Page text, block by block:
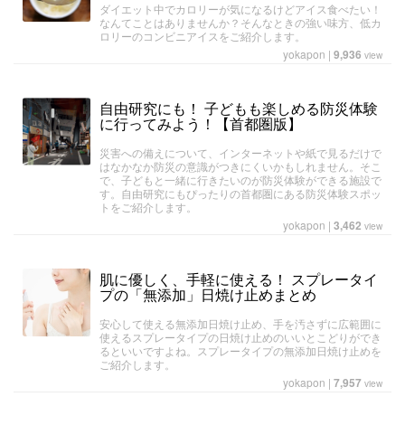
ダイエット中でカロリーが気になるけどアイス食べたい！
なんてことはありませんか？そんなときの強い味方、低カ
ロリーのコンビニアイスをご紹介します。
yokapon | 9,936 view
自由研究にも！ 子どもも楽しめる防災体験
に行ってみよう！【首都圏版】
災害への備えについて、インターネットや紙で見るだけで
はなかなか防災の意識がつきにくいかもしれません。そこ
で、子どもと一緒に行きたいのが防災体験ができる施設で
す。自由研究にもぴったりの首都圏にある防災体験スポッ
トをご紹介します。
yokapon | 3,462 view
肌に優しく、手軽に使える！ スプレータイ
プの「無添加」日焼け止めまとめ
安心して使える無添加日焼け止め、手を汚さずに広範囲に
使えるスプレータイプの日焼け止めのいいとこどりができ
るといいですよね。スプレータイプの無添加日焼け止めを
ご紹介します。
yokapon | 7,957 view